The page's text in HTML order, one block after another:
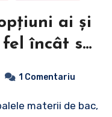
ai și
încât sa
1 Comentariu